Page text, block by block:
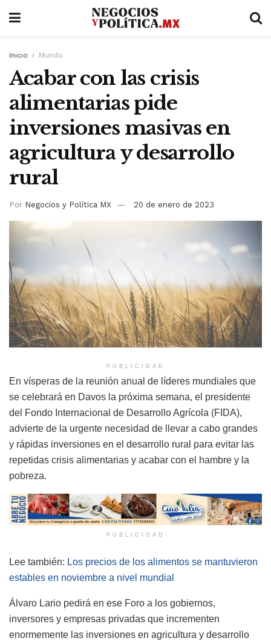
Inicio Mundo
Acabar con las crisis
alimentarias pide
inversiones masivas en
agricultura y desarrollo
rural
Por Negocios y Política MX 20 de enero de 2023
PUBLICIDAD
En vísperas de la reunión anual de líderes mundiales que
se celebrará en Davos la próxima semana, el presidente
del Fondo Internacional de Desarrollo Agrícola (FIDA),
advierte de la urgente necesidad de llevar a cabo grandes
y rápidas inversiones en el desarrollo rural para evitar las
repetidas crisis alimentarias y acabar con el hambre y la
pobreza.
PUBLICIDAD
Lee también: Los precios de los alimentos se mantuvieron
estables en noviembre a nivel mundial
Álvaro Lario pedirá en ese Foro a los gobiernos,
inversores y empresas privadas que incrementen
enormemente las inversiones en agricultura y desarrollo